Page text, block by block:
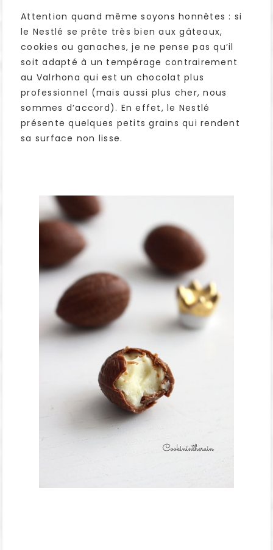
Attention quand même soyons honnêtes : si
le Nestlé se prête très bien aux gâteaux,
cookies ou ganaches, je ne pense pas qu’il
soit adapté à un tempérage contrairement
au Valrhona qui est un chocolat plus
professionnel (mais aussi plus cher, nous
sommes d’accord). En effet, le Nestlé
présente quelques petits grains qui rendent
sa surface non lisse.